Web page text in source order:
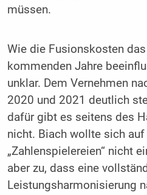
müssen.
Wie die Fusionskosten
kommenden Jahre
unklar. Dem Vernehmen
2020 und 2021 deutlich
dafür gibt es seitens des
nicht. Biachwollte sich auf
„Zahlenspielereien“ nicht
aber zu, dass eine
Leistungsharmonisierung